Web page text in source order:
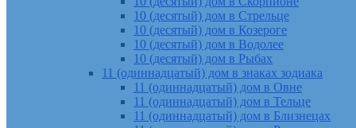
10 (десятый) дом в Стрельце
10 (десятый) дом в Козероге
10 (десятый) дом в Водолее
10 (десятый) дом в Рыбах
11 (одиннадцатый) дом в знаках зодиака
11 (одиннадцатый) дом в Овне
11 (одиннадцатый) дом в Тельце
11 (одиннадцатый) дом в Близнецах